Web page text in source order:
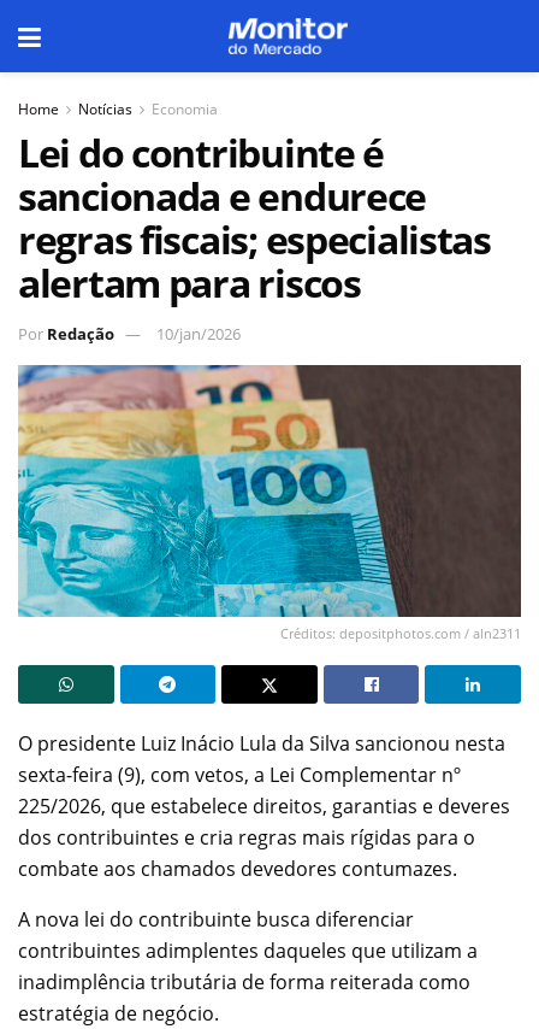
Home Notícias Economia
Lei do contribuinte é
sancionada e endurece
regras fiscais; especialistas
alertam para riscos
Por Redação 10/jan/2026
Créditos: depositphotos.com / aln2311
O presidente Luiz Inácio Lula da Silva sancionou nesta
sexta-feira (9), com vetos, a Lei Complementar nº
225/2026, que estabelece direitos, garantias e deveres
dos contribuintes e cria regras mais rígidas para o
combate aos chamados devedores contumazes.
A nova lei do contribuinte busca diferenciar
contribuintes adimplentes daqueles que utilizam a
inadimplência tributária de forma reiterada como
estratégia de negócio.